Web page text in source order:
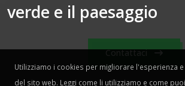
Utilizziamo i cookies per migliorare l'esperienza
del sito web. Leggi come li utilizziamo e come
verde e il paesaggio
Contattaci